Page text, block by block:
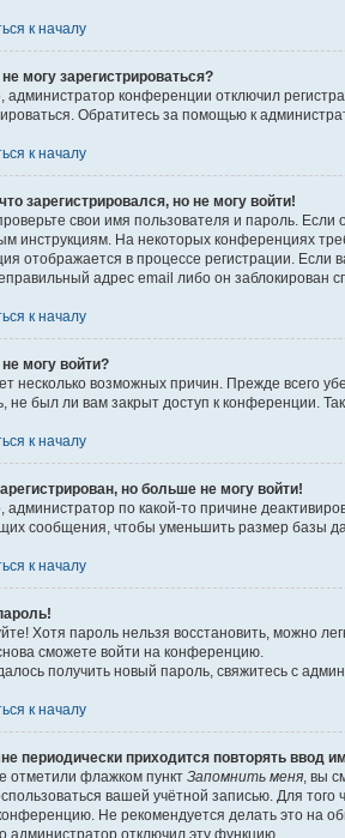
к началу
могу зарегистрироваться?
администратор конференции отключил
Обратитесь за помощью к
к началу
зарегистрировался, но не могу войти!
свои имя пользователя и пароль.
инструкциям. На некоторых конференциях
отображается в процессе регистрации.
адрес email либо он заблокирован
к началу
могу войти?
несколько возможных причин. Прежде всего
не был ли вам закрыт доступ к конференции.
к началу
но больше не могу войти!
администратор по какой-то причине
сообщения, чтобы уменьшить размер базы
к началу
Хотя пароль нельзя восстановить, можно
сможете войти на конференцию.
получить новый пароль, свяжитесь с
к началу
периодически приходится повторять ввод
отметили флажком пункт Запомнить меня , вы
вашей учётной записью. Для
Не рекомендуется делать это на
администратор отключил эту функцию.